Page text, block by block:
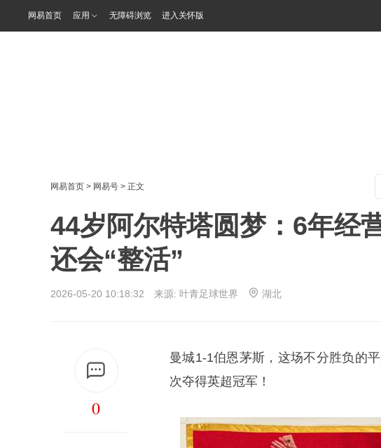
网易首页 应用 无障碍浏览 进入关怀版
网易首页 > 网易号 > 正文
44岁阿尔特塔圆梦：6年经
还会“整活”
2026-05-20 10:18:32 来源: 叶青足球世界 湖北
0
曼城1-1伯恩茅斯，这场不分胜负的
次夺得英超冠军！